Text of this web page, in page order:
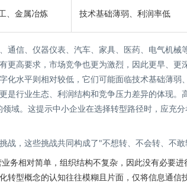
、金属冶炼 技术基础薄弱、利润率低
通信、仪器仪表、汽车、家具、医药、电气机械
更高要求，市场竞争也更为激烈，因此更早、更
化水平则相对较低，它们可能面临技术基础薄弱
是行业生态、利润结构和竞争压力差异的体现。
域。这提示中小企业在选择转型路径时，应充
战，这些挑战共同构成了"不想转、不会转、不敢
务相对简单，组织结构不复杂，因此没有必要
转型概念的认知往往模糊且片面，仅将信息通信